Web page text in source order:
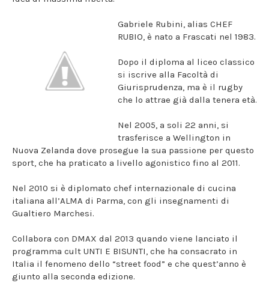
Gabriele Rubini, alias CHEF
RUBIO, è nato a Frascati nel 1983.
Dopo il diploma al liceo classico
si iscrive alla Facoltà di
Giurisprudenza, ma è il rugby
che lo attrae già dalla tenera età.
Nel 2005, a soli 22 anni, si
trasferisce a Wellington in
Nuova Zelanda dove prosegue la sua passione per questo
sport, che ha praticato a livello agonistico fino al 2011.
Nel 2010 si è diplomato chef internazionale di cucina
italiana all’ALMA di Parma, con gli insegnamenti di
Gualtiero Marchesi.
Collabora con DMAX dal 2013 quando viene lanciato il
programma cult UNTI E BISUNTI, che ha consacrato in
Italia il fenomeno dello “street food” e che quest’anno è
giunto alla seconda edizione.